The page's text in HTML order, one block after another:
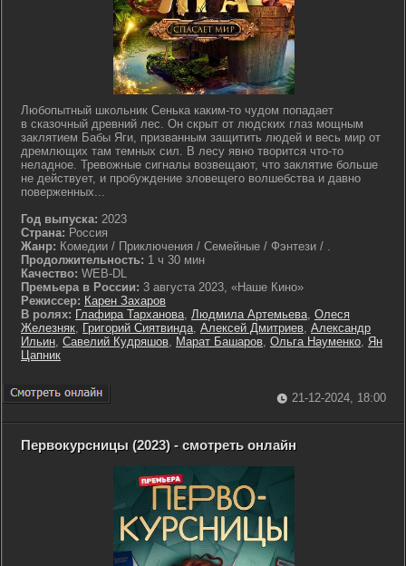
Любопытный школьник Сенька каким-то чудом попадает
в сказочный древний лес. Он скрыт от людских глаз мощным
заклятием Бабы Яги, призванным защитить людей и весь мир от
дремлющих там темных сил. В лесу явно творится что-то
неладное. Тревожные сигналы возвещают, что заклятие больше
не действует, и пробуждение зловещего волшебства и давно
поверженных...
Год выпуска: 2023
Страна: Россия
Жанр: Комедии / Приключения / Семейные / Фэнтези / .
Продолжительность: 1 ч 30 мин
Качество: WEB-DL
Премьера в России: 3 августа 2023, «Наше Кино»
Режиссер: Карен Захаров
В ролях: Глафира Тарханова, Людмила Артемьева, Олеся
Железняк, Григорий Сиятвинда, Алексей Дмитриев, Александр
Ильин, Савелий Кудряшов, Марат Башаров, Ольга Науменко, Ян
Цапник
21-12-2024, 18:00
Первокурсницы (2023) - смотреть онлайн